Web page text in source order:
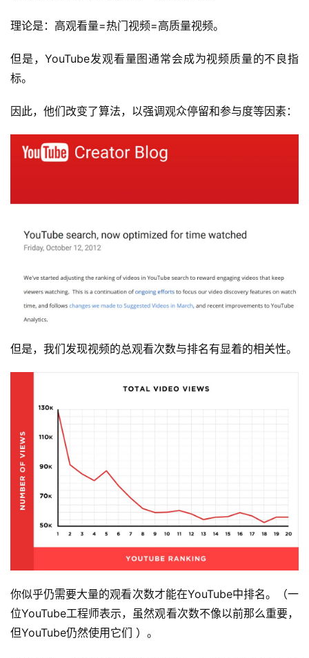
理论是：高观看量=热门视频=高质量视频。
但是，YouTube发观看量图通常会成为视频质量的不良指
标。
因此，他们改变了算法，以强调观众停留和参与度等因素：
但是，我们发现视频的总观看次数与排名有显着的相关性。
你似乎仍需要大量的观看次数才能在YouTube中排名。（一
位YouTube工程师表示，虽然观看次数不像以前那么重要，
但YouTube仍然使用它们 ）。